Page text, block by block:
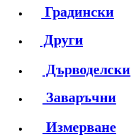
Градински
Други
Дърводелски
Заваръчни
Измерване